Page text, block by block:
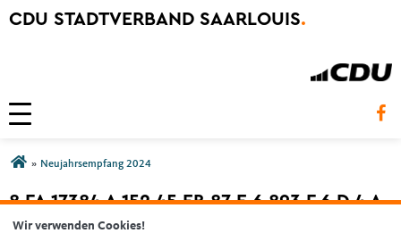
CDU STADTVERBAND SAARLOUIS.
Toggle navigation
Sie sind hier
» Neujahrsempfang 2024
8 FA 17384 A 152 45 EB 87 E 6 893 F 6 D 4 A
3539 1 105 C
Wir verwenden Cookies!